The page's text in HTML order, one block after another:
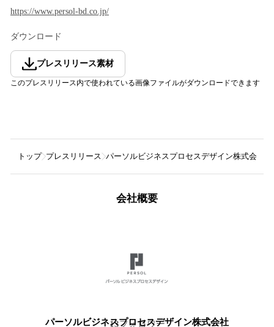
https://www.persol-bd.co.jp/
ダウンロード
プレスリリース素材
このプレスリリース内で使われている画像ファイルがダウンロードできます
トップ プレスリリース パーソルビジネスプロセスデザイン株式会社
会社概要
パーソルビジネスプロセスデザイン株式会社
13フォロワー